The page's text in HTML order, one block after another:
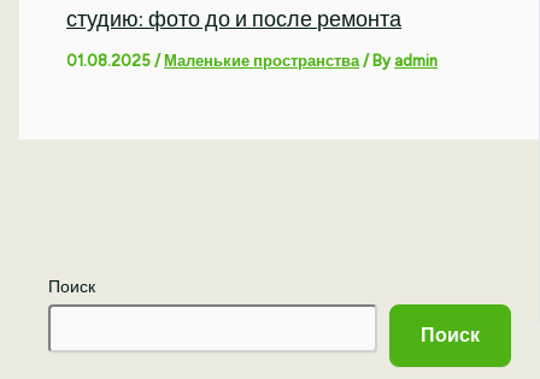
Поиск
Поиск
студию: фото до и после ремонта
01.08.2025/ Маленькие пространства/ Byadmin